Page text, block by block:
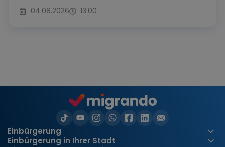
04.08.2026
13:00
Einbürgerung
Einbürgerung in Ihrer Stadt